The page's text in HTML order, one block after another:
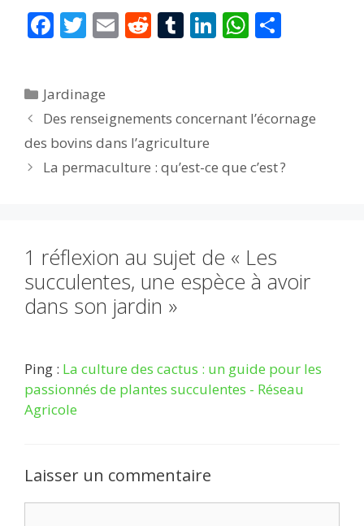
F
b
o
o
k
T
er
E R
t
T
r
Li
dI
W
A
p
p
er
Catégories
Jardinage
Des renseignements concernant l’écornage
des bovins dans l’agriculture
La permaculture : qu’est-ce que c’est ?
1 réflexion au sujet de « Les
succulentes, une espèce à avoir
dans son jardin »
Ping : La culture des cactus : un guide pour les
passionnés de plantes succulentes - Réseau
Agricole
Laisser un commentaire